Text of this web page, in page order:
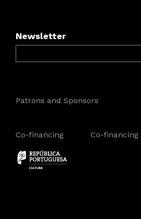
Newsletter
Patrons and Sponsors
Co-financing Co-financing